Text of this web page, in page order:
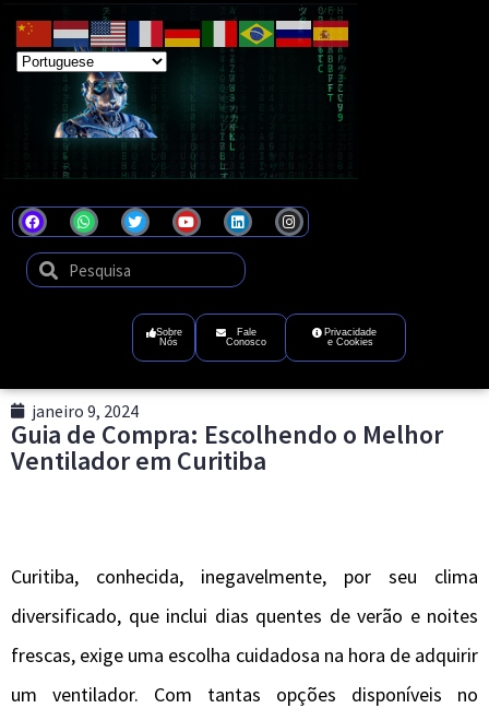
Sobre
Nós
Fale
Conosco
Privacidade
e Cookies
janeiro 9, 2024
Guia de Compra: Escolhendo o Melhor
Ventilador em Curitiba
Curitiba, conhecida, inegavelmente, por seu clima
diversificado, que inclui dias quentes de verão e noites
frescas, exige uma escolha cuidadosa na hora de adquirir
um ventilador. Com tantas opções disponíveis no